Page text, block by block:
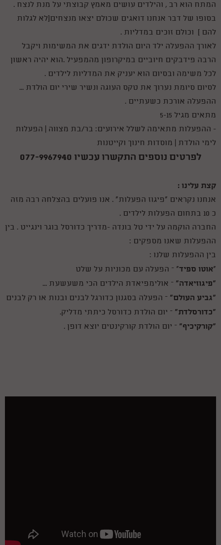
המתח הוא רב , והילדים עושים מאמץ קבוצתי על מנת לנצח .
בסופו של דבר אנחנו דואגים שכולם יצאו מנצחים(לא לגלות
להם ) וכולם זוכים במדליות .
לאורך ההפעלה ילד היום הולדת ידגים את המשימות ויקבל
הרבה פידבקים חיוביים במיקרופון מהמפעיל .הוא יהיה ראשון
לכל משימה ובסיום הוא יעניק את המדליות לילדים .
לסיום סיומת נערוך את טקס העוגה ונשיר שירי יום הולדת ...
ההפעלה אורכת כשעתיים .
מתאים מגיל 5-15
- ההפעלות מתאימה לשלל אירועים: בר/בת מצווה | הפעלות
לימי הולדת | מוסדות חינוך וקייטנות
לפרטים נוספים התקשרו עכשיו 077-9967940
קצת עלינו :
אנחנו נקראים "פיגוז הפעלות" . אנו פועלים בהצלחה רבה מזה
כ 10 בתחום הפעלות לילדים .
החברה הוקמה על ידי טל בונדה -מדריך כדורסל בוגר וינגייט . בין
ההפעלות שאנו מספקים :
בין ההפעלות שלנו :
"אוטו ספיד" – הפעלה עם מכוניות על שלט
"פיגוזיאדה" – אולימפיאדת הילדים הכי משעשעת ...
"גביע העולם" – הפעלה בסגנון כדורגל לבנים ובנות או רק לבנים
"כדורסלדת" – יום הולדת כדורסל כיתתי מדליק.
"קורקיכיף" – יום הולדת קורקינטים יוצא דופן .